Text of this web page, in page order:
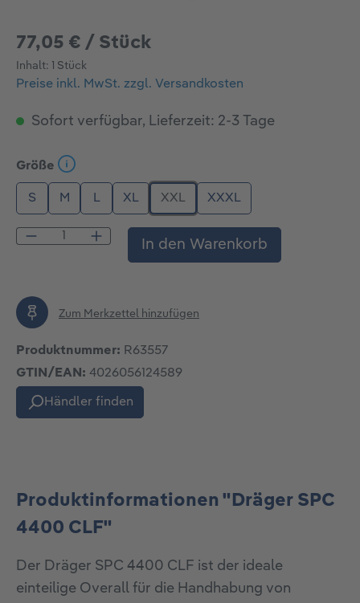
77,05 € / Stück
Inhalt: 1 Stück
Preise inkl. MwSt. zzgl. Versandkosten
Sofort verfügbar, Lieferzeit: 2-3 Tage
Größe auswählen
S M L XL XXL XXXL
Produkt Anzahl: Gib den gewünschten
In den Warenkorb
Zum Merkzettel hinzufügen
Produktnummer: R63557
GTIN/EAN: 4026056124589
Händler finden
Produktinformationen "Dräger SPC
4400 CLF"
Der Dräger SPC 4400 CLF ist der ideale
einteilige Overall für die Handhabung von